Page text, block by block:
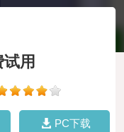
用
PC下载